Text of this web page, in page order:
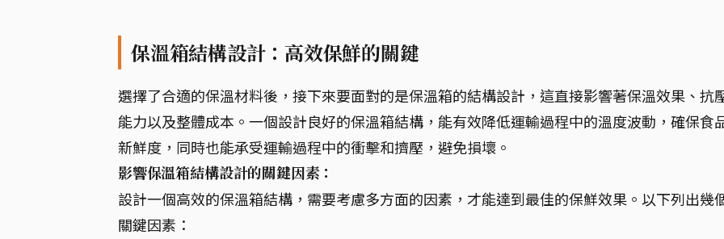
保溫箱結構設計：高效保鮮的關鍵
選擇了合適的保溫材料後，接下來要面對的是保溫箱的結構設計，這直接影響著保溫效果、抗
能力以及整體成本。一個設計良好的保溫箱結構，能有效降低運輸過程中的溫度波動，確保食
新鮮度，同時也能承受運輸過程中的衝擊和擠壓，避免損壞。
影響保溫箱結構設計的關鍵因素：
設計一個高效的保溫箱結構，需要考慮多方面的因素，才能達到最佳的保鮮效果。以下列出幾
關鍵因素：